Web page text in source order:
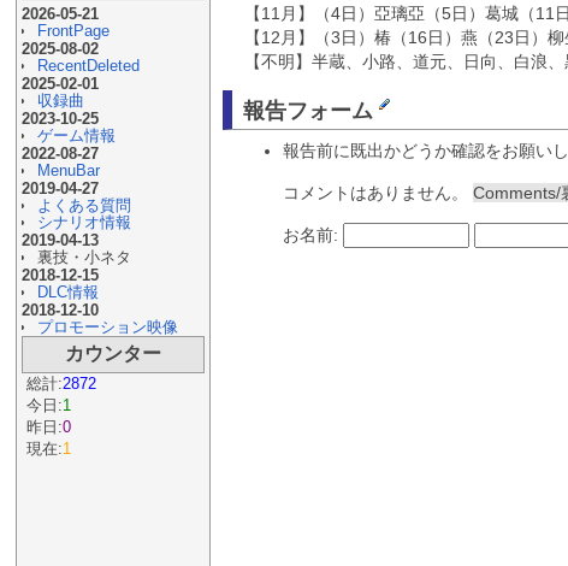
2026-05-21
FrontPage
2025-08-02
RecentDeleted
2025-02-01
収録曲
2023-10-25
ゲーム情報
2022-08-27
MenuBar
2019-04-27
よくある質問
シナリオ情報
2019-04-13
裏技・小ネタ
2018-12-15
DLC情報
2018-12-10
プロモーション映像
カウンター
総計:2872
今日:1
昨日:0
現在:1
【11月】（4日）亞璃亞（5日）葛城（
【12月】（3日）椿（16日）燕（23日）
【不明】半蔵、小路、道元、日向、白浪
報告フォーム
報告前に既出かどうか確認をお願いし
コメントはありません。Comments/
お名前: